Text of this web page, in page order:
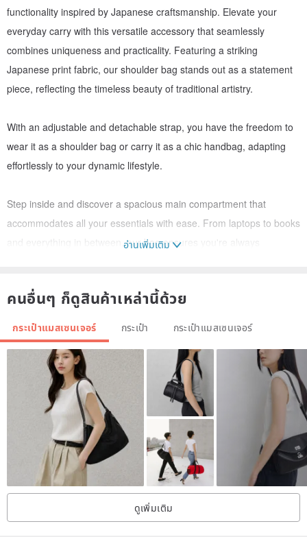
functionality inspired by Japanese craftsmanship. Elevate your
everyday carry with this versatile accessory that seamlessly
combines uniqueness and practicality. Featuring a striking
Japanese print fabric, our shoulder bag stands out as a statement
piece, reflecting the timeless beauty of traditional artistry.
With an adjustable and detachable strap, you have the freedom to
wear it as a shoulder bag or carry it as a chic handbag, adapting
effortlessly to your dynamic lifestyle.
Step inside and discover a spacious main compartment that
accommodates all your essentials with ease. From laptops to books
and everything in between, our bag ensures you're always
your hand sanitizer, hand cream or water bottle, enhancing
Additional name embroidery:
www.pinkoi.com/product/SEhPjc7
《Materials & Specifications》
- Cotton and Linen
- Size: Height 24cm x length 28cm x width 14cm
《Remarks》
- Handmade products and so each one cannot be 100% identical.
อ่านเพิ่มเติม
คนอื่นๆ ก็ดูสินค้าเหล่านี้ด้วย
กระเป๋าแมสเซนเจอร์ กระเป๋า กระเป๋าแมสเซนเจอร์
ดูเพิ่มเติม